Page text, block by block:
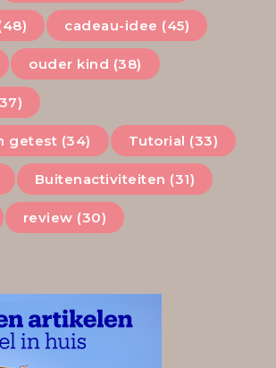
cadeau-idee (45)
ouder kind (38)
getest (34) Tutorial (33)
Buitenactiviteiten (31)
review (30)